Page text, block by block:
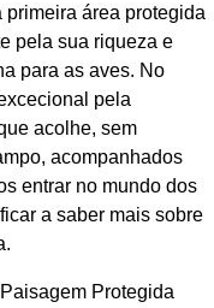
área protegida
pela sua riqueza e
para as aves. No
pela
acolhe, sem
acompanhados
entrar no mundo dos
a saber mais sobre
Protegida